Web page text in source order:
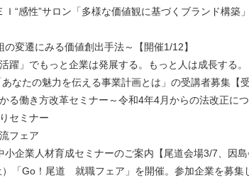
“感性”サロン「多様な価値観に基づくブランド構築
の変遷にみる価値創出手法～【開催1/12】
躍」でもっと企業は発展する。もっと人は成長する。
なたの魅力を伝える事業計画とは」の受講者募集【受
る働き方改革セミナー～令和4年4月からの法改正に
セミナー
フェア
企業人材育成セミナーのご案内【尾道会場3/7、因島
「Go！尾道 就職フェア」を開催。参加企業を募集